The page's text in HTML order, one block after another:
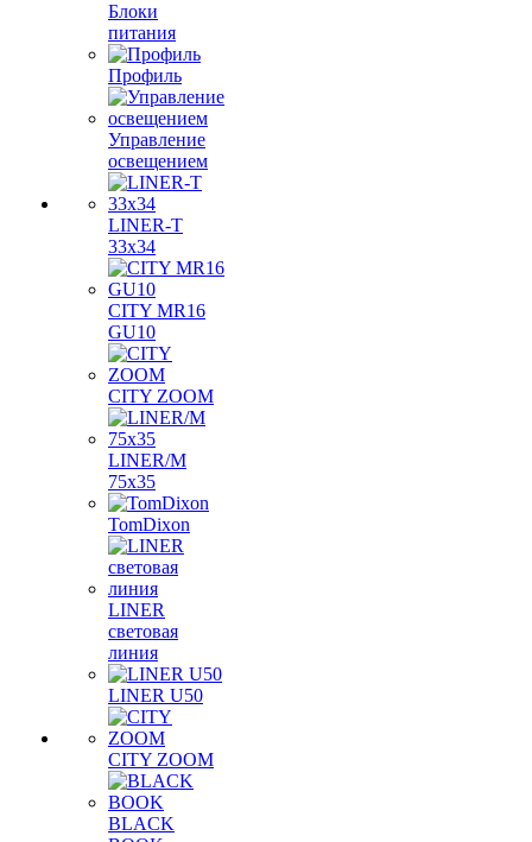
Блоки
питания
Профиль
Управление
освещением
LINER-T
33x34
CITY MR16
GU10
CITY ZOOM
LINER/M
75х35
TomDixon
LINER
световая
линия
LINER U50
CITY ZOOM
BLACK